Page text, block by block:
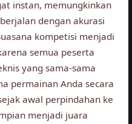
instan, memungkinkan
dengan akurasi
kompetisi menjadi
semua peserta
yang sama-sama
permainan Anda secara
awal perpindahan ke
menjadi juara